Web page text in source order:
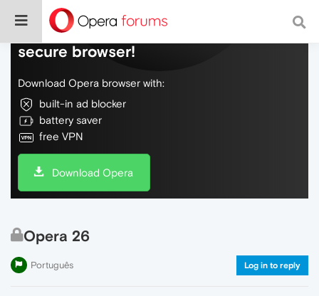
Do more on the web, with a fast and
secure browser!
Download Opera browser with:
built-in ad blocker
battery saver
free VPN
Download Opera
Opera 26
Português Log in to reply